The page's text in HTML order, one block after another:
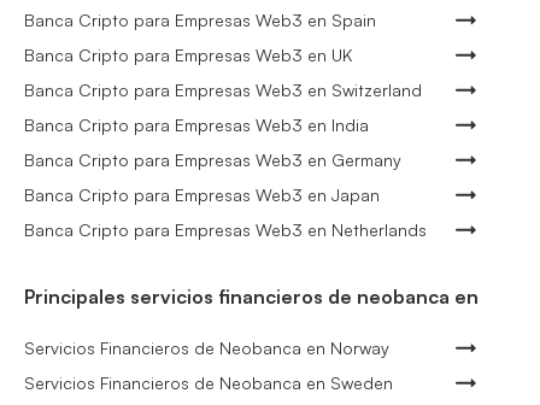
Banca Cripto para Empresas Web3 en Spain
Banca Cripto para Empresas Web3 en UK
Banca Cripto para Empresas Web3 en Switzerland
Banca Cripto para Empresas Web3 en India
Banca Cripto para Empresas Web3 en Germany
Banca Cripto para Empresas Web3 en Japan
Banca Cripto para Empresas Web3 en Netherlands
Principales servicios financieros de neobanca en
Servicios Financieros de Neobanca en Norway
Servicios Financieros de Neobanca en Sweden